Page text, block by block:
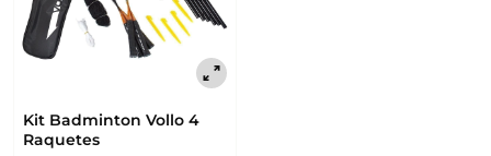
Kit Badminton Vollo 4
Raquetes